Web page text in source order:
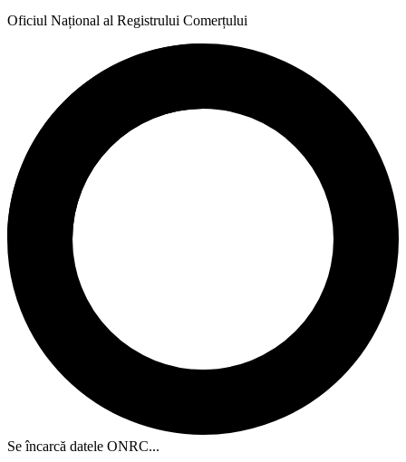
Oficiul Național al Registrului Comerțului
Se încarcă datele ONRC...